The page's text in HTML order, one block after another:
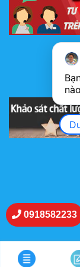
0918582233